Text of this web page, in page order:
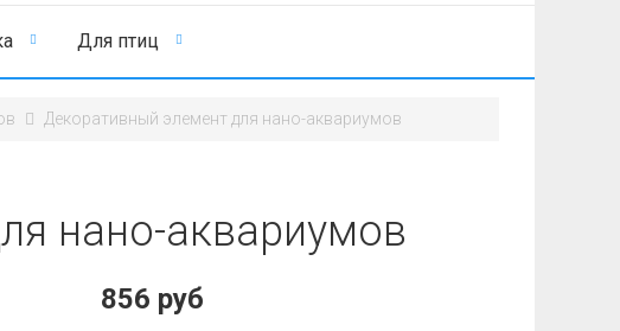
Для птиц
Декоративный элемент для нано-аквариумов
нано-аквариумов
856 руб